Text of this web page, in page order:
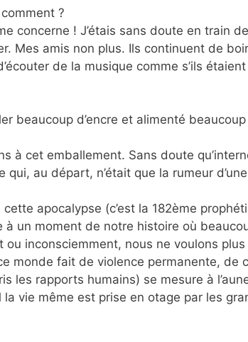
?
concerne ! J’étais sans doute en train
Mes amis non plus. Ils continuent de
de la musique comme s’ils
beaucoup d’encre et alimenté
à cet emballement. Sans doute
au départ, n’était que la rumeur
apocalypse (c’est la 182ème
à un moment de notre histoire où
ou inconsciemment, nous ne voulons
monde fait de violence permanente, de
les rapports humains) se mesure à
vie même est prise en otage par les